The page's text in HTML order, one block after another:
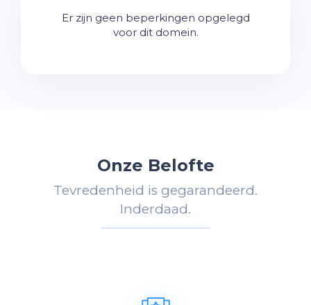
Er zijn geen beperkingen opgelegd
voor dit domein.
Onze Belofte
Tevredenheid is gegarandeerd.
Inderdaad.